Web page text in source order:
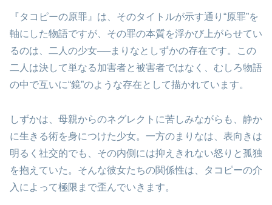
『タコピーの原罪』は、そのタイトルが示す通り“原罪”を
軸にした物語ですが、その罪の本質を浮かび上がらせてい
るのは、二人の少女──まりなとしずかの存在です。この
二人は決して単なる加害者と被害者ではなく、むしろ物語
の中で互いに“鏡”のような存在として描かれています。
しずかは、母親からのネグレクトに苦しみながらも、静か
に生きる術を身につけた少女。一方のまりなは、表向きは
明るく社交的でも、その内側には抑えきれない怒りと孤独
を抱えていた。そんな彼女たちの関係性は、タコピーの介
入によって極限まで歪んでいきます。